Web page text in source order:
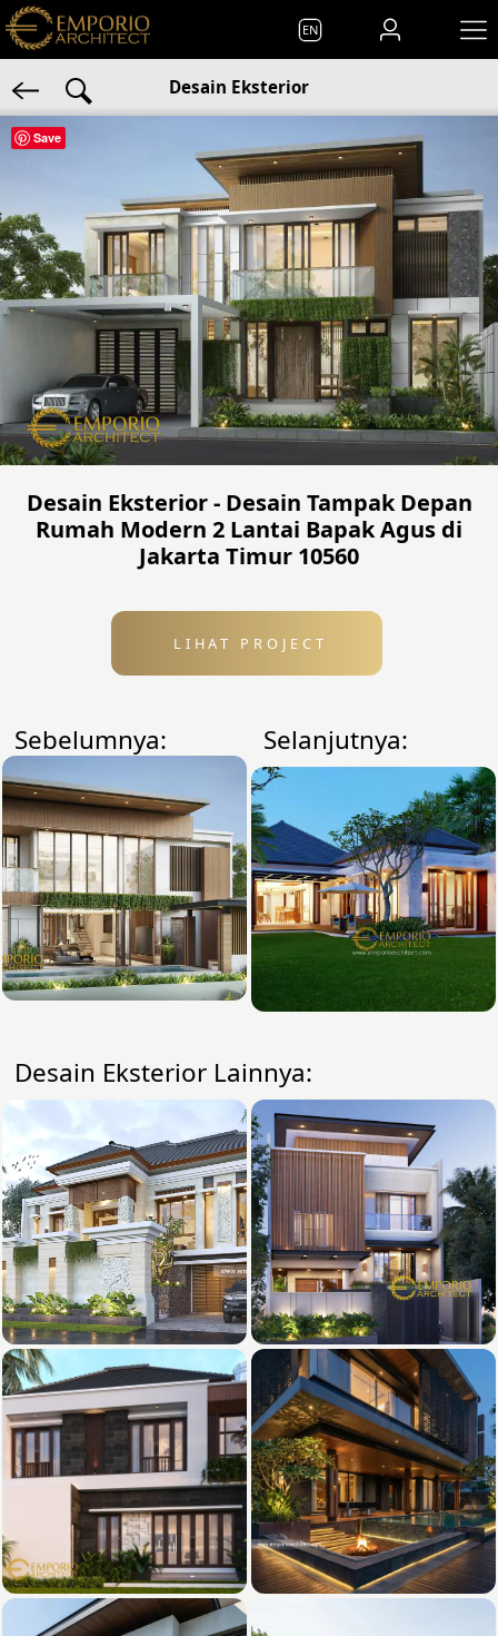
EN
Desain Eksterior
Desain Eksterior - Desain Tampak Depan
Rumah Modern 2 Lantai Bapak Agus di
Jakarta Timur 10560
LIHAT PROJECT
Sebelumnya: Selanjutnya:
Desain Eksterior Lainnya:
Save